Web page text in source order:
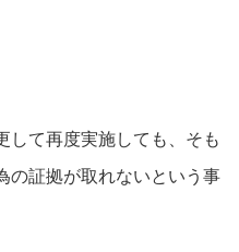
して再度実施しても、そも
の証拠が取れないという事